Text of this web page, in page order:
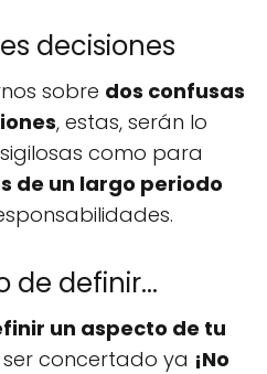
decisiones
sobre dos confusas
, estas, serán lo
como para
de un largo periodo
de definir...
un aspecto de tu
concertado ya ¡No